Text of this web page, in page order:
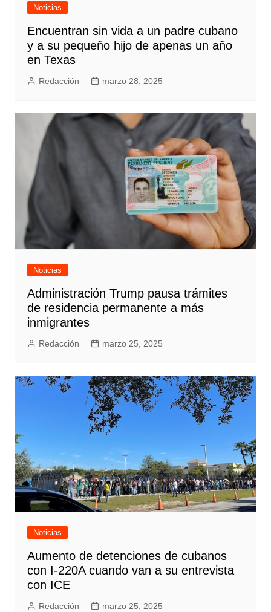
Noticias
Encuentran sin vida a un padre cubano
y a su pequeño hijo de apenas un año
en Texas
Redacción marzo 28, 2025
Noticias
Administración Trump pausa trámites
de residencia permanente a más
inmigrantes
Redacción marzo 25, 2025
Noticias
Aumento de detenciones de cubanos
con I-220A cuando van a su entrevista
con ICE
Redacción marzo 25, 2025